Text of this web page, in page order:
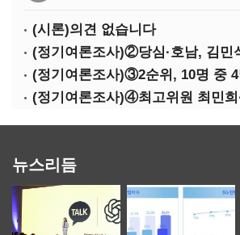
(시론)의견 없습니다
뉴스리듬